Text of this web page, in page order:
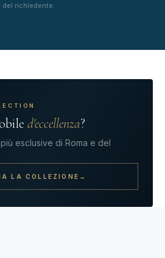
del richiedente.
d'eccellenza?
esclusive di Roma e del
LA COLLEZIONE →